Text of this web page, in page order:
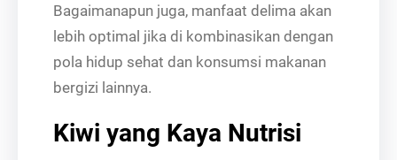
Bagaimanapun juga, manfaat delima akan
lebih optimal jika di kombinasikan dengan
pola hidup sehat dan konsumsi makanan
bergizi lainnya.
Kiwi yang Kaya Nutrisi